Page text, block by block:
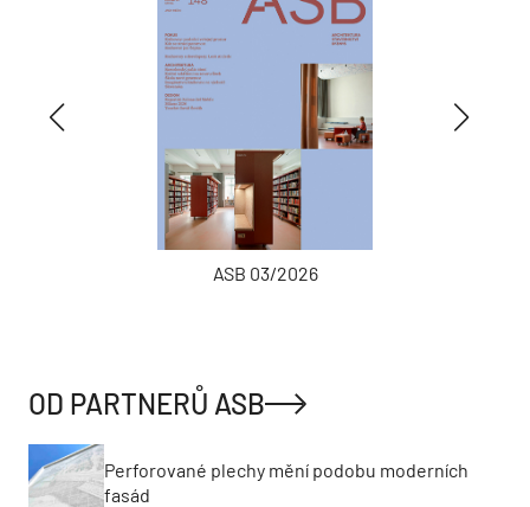
ASB 03/2026
OD PARTNERŮ ASB
Perforované plechy mění podobu moderních
fasád